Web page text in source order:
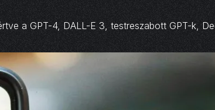
a GPT-4, DALL-E 3, testreszabott GPT-k,